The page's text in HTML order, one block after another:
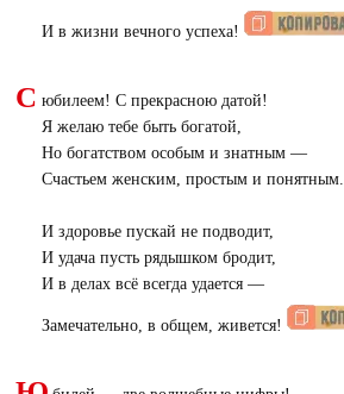
И в жизни вечного успеха!
С юбилеем! С прекрасною датой!
Я желаю тебе быть богатой,
Но богатством особым и знатным —
Счастьем женским, простым и понятным.
И здоровье пускай не подводит,
И удача пусть рядышком бродит,
И в делах всё всегда удается —
Замечательно, в общем, живется!